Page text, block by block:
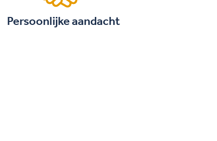
Persoonlijke aandacht